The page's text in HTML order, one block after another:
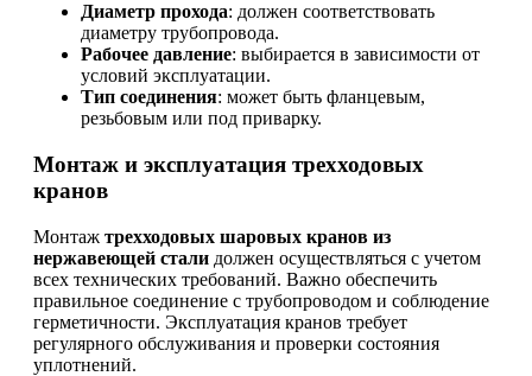
Диаметр прохода: должен соответствовать
диаметру трубопровода.
Рабочее давление: выбирается в зависимости от
условий эксплуатации.
Тип соединения: может быть фланцевым,
резьбовым или под приварку.
Монтаж и эксплуатация трехходовых
кранов
Монтаж трехходовых шаровых кранов из
нержавеющей стали должен осуществляться с учетом
всех технических требований. Важно обеспечить
правильное соединение с трубопроводом и соблюдение
герметичности. Эксплуатация кранов требует
регулярного обслуживания и проверки состояния
уплотнений.